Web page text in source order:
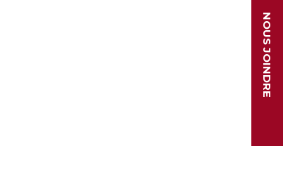
NOUS JOINDRE